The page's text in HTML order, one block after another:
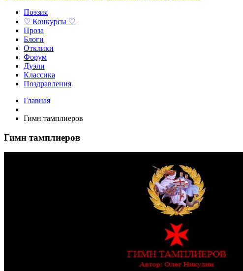
Поэзия
♡ Конкурсы ♡
Проза
Блоги
Отклики
Форум
Дуэли
Классика
Поздравления
Главная
Гимн тамплиеров
Гимн тамплиеров